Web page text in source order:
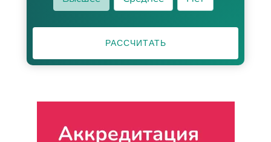
РАССЧИТАТЬ